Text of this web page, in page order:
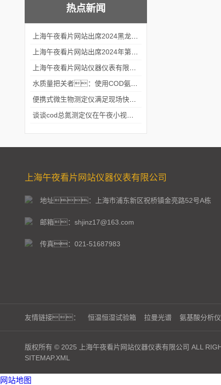
热点新闻
上海午夜看片网站仪器仪表有限公司
地址：上海市浦东新区祝桥镇金亮路52号A栋
邮箱：shjinz17@163.com
传真：021-51687983
友情链接： 恒温恒湿试验箱 拉曼光谱 氨基酸分析仪
版权所有 © 2025 上海午夜看片网站仪器仪表有限公司 ALL
SITEMAP.XML
网站地图